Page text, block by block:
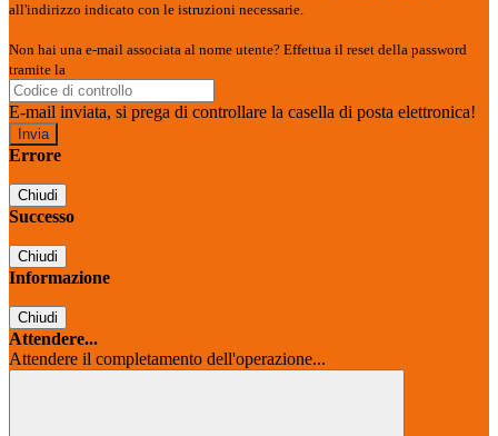
all'indirizzo indicato con le istruzioni necessarie.
Non hai una e-mail associata al nome utente? Effettua il reset della password
tramite la
E-mail inviata, si prega di controllare la casella di posta elettronica!
Errore
Chiudi
Successo
Chiudi
Informazione
Chiudi
Attendere...
Attendere il completamento dell'operazione...